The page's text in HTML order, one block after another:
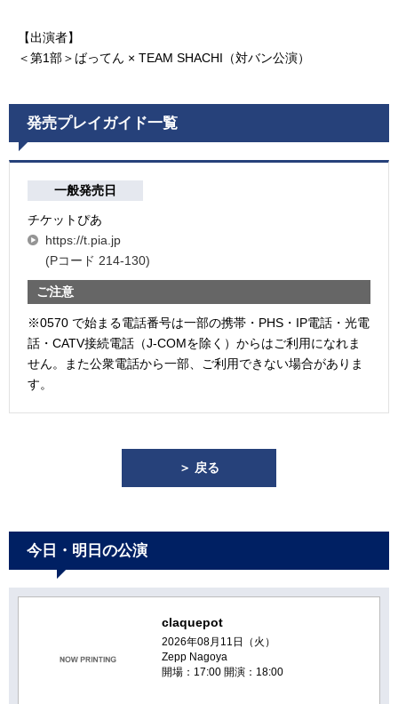
【出演者】
＜第1部＞ばってん × TEAM SHACHI（対バン公演）
発売プレイガイド一覧
一般発売日
チケットぴあ
https://t.pia.jp
(Pコード 214-130)
ご注意
※0570 で始まる電話番号は一部の携帯・PHS・IP電話・光電
話・CATV接続電話（J-COMを除く）からはご利用になれま
せん。また公衆電話から一部、ご利用できない場合がありま
す。
＞ 戻る
今日・明日の公演
claquepot
2026年08月11日（火）
Zepp Nagoya
開場：17:00 開演：18:00